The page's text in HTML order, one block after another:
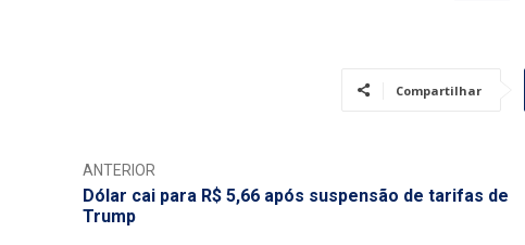
Compartilhar
ANTERIOR
Dólar cai para R$ 5,66 após suspensão de tarifas de
Trump